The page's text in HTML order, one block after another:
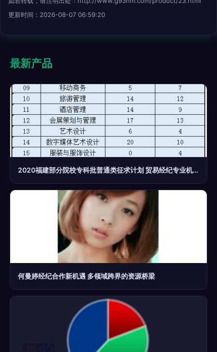
更新时间：2026-08-07 06:59:20
最新产品
2020福建部分院校专科批普通类征求计划 贸易经纪专业机会与报考指南
何曼婷经纪合作新机遇 多领域跨界的资源桥梁